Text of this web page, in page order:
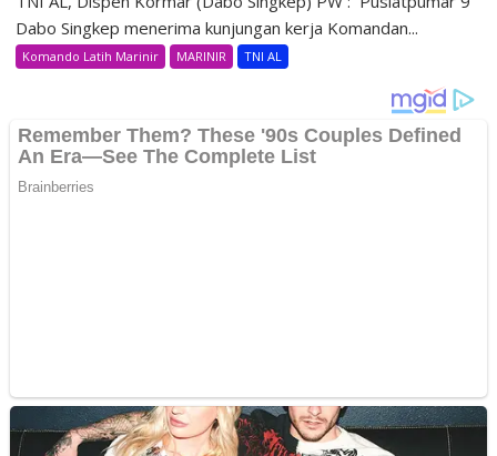
Dabo Singkep menerima kunjungan kerja Komandan...
Komando Latih Marinir MARINIR TNI AL